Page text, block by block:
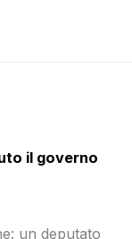
il governo
un deputato